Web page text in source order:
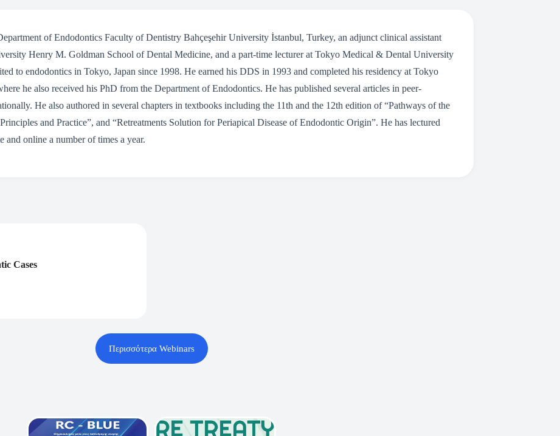
of Endodontics Faculty of Dentistry Bahçeşehir University İstanbul, Turkey, an adjunct clinical assistant
Henry M. Goldman School of Dental Medicine, and a part-time lecturer at Tokyo Medical & Dental University
to endodontics in Tokyo, Japan since 1998. He earned his DDS in 1993 and completed his residency at Tokyo
he also received his PhD from the Department of Endodontics. He has published several articles in peer-
He also authored in several chapters in textbooks including the 11th and the 12th edition of “Pathways of the
and Practice”, and “Retreatments Solution for Periapical Disease of Endodontic Origin”. He has lectured
online a number of times a year.
Cases
Περισσότερα Webinars